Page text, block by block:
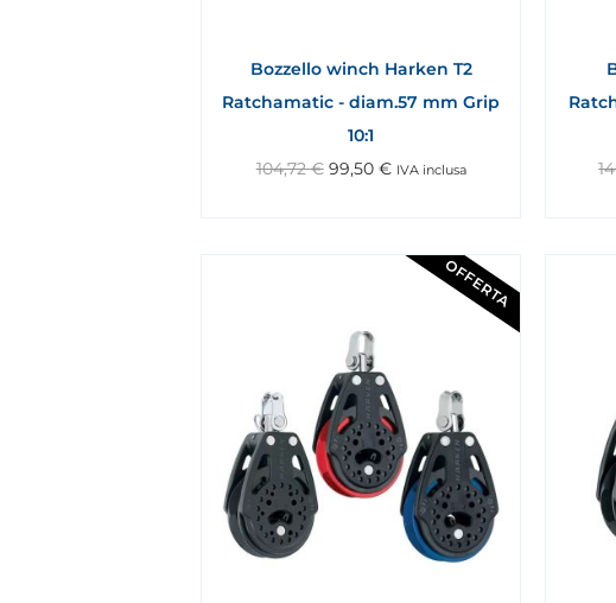
Bozzello winch Harken T2
Ratchamatic - diam.57 mm Grip
10:1
104,72€ 99,50 € IVA inclusa
OFFERTA